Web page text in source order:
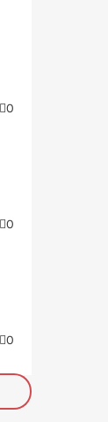
0
0
0